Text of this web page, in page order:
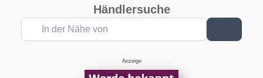
Händlersuche
In der Nähe von
Anzeige